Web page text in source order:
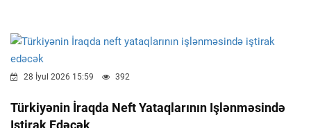
28 İyul 2026 15:59 392
Türkiyənin İraqda Neft Yataqlarının Işlənməsində
Iştirak Edəcək